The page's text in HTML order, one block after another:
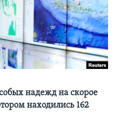
надежд на скорое
находились 162